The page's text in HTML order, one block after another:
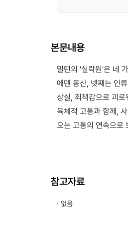
본문내용
밀턴의 '실락원'은 네
에덴 동산, 넷째는 인
상실, 죄책감으로 괴
육체적 고통과 함께,
오는 고통의 연속으로
참고자료
· 없음